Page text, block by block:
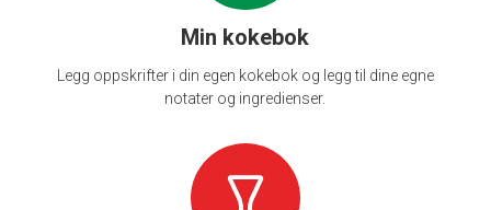
Min kokebok
Legg oppskrifter i din egen kokebok og legg til dine egne
notater og ingredienser.